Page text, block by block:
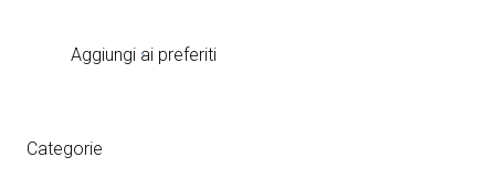
Aggiungi ai preferiti
Categorie